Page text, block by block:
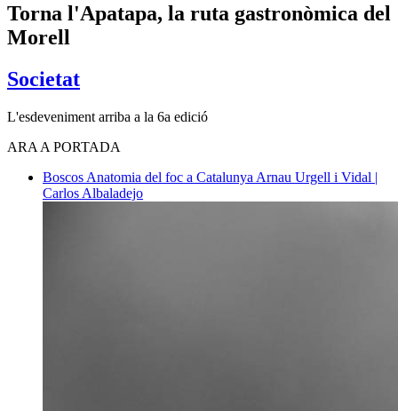
Torna l'Apatapa, la ruta gastronòmica del
Morell
Societat
L'esdeveniment arriba a la 6a edició
ARA A PORTADA
Boscos Anatomia del foc a Catalunya Arnau Urgell i Vidal |
Carlos Albaladejo